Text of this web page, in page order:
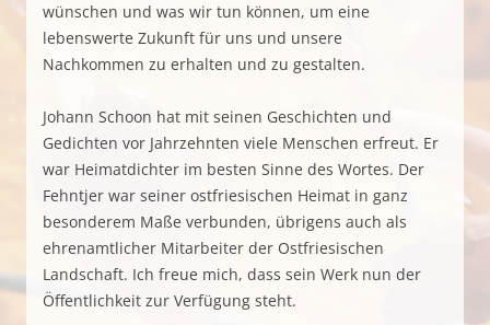
wünschen und was wir tun können, um eine
lebenswerte Zukunft für uns und unsere
Nachkommen zu erhalten und zu gestalten.
Johann Schoon hat mit seinen Geschichten und
Gedichten vor Jahrzehnten viele Menschen erfreut. Er
war Heimatdichter im besten Sinne des Wortes. Der
Fehntjer war seiner ostfriesischen Heimat in ganz
besonderem Maße verbunden, übrigens auch als
ehrenamtlicher Mitarbeiter der Ostfriesischen
Landschaft. Ich freue mich, dass sein Werk nun der
Öffentlichkeit zur Verfügung steht.